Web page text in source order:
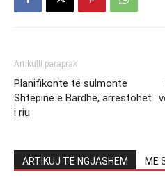
Artikulli paraprak
Planifikonte të sulmonte
Shtëpinë e Bardhë, arrestohet
i riu
ARTIKUJ TË NGJASHËM MË